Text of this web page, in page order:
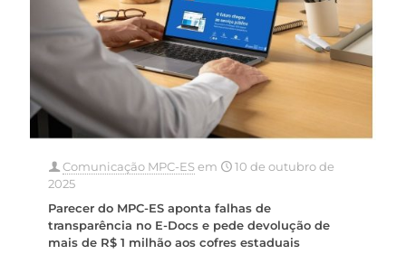
Comunicação MPC-ESem
10 de outubro de
2025
Parecer do MPC-ES aponta falhas de
transparência no E-Docs e pede devolução de
mais de R$ 1 milhão aos cofres estaduais